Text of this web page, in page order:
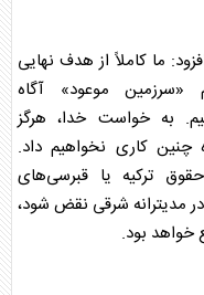
ما کاملاً از هدف نهایی
«سرزمین موعود» آگاه
به خواست خدا، هرگز
چنین کاری نخواهیم داد.
ترکیه یا قبرسی‌های
مدیترانه شرقی نقض شود،
خواهد بود.